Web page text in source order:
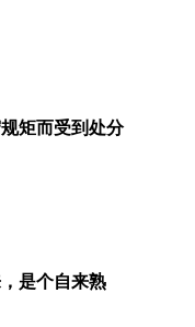
矩而受到处分
是个自来熟